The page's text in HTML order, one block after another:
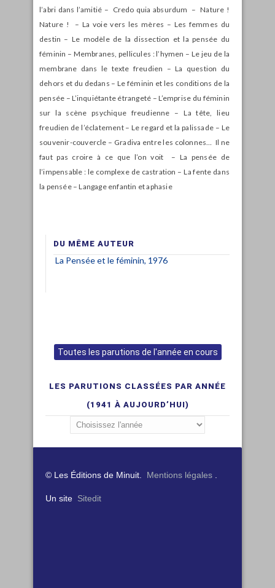
l’abri dans l’amitié – Credo quia absurdum – Nature !
Nature ! – La voie vers les mères – Les femmes du
destin – Le modèle de la dissection et la pensée du
féminin – Membranes, pellicules : l’hymen – Le jeu de la
membrane dans le texte freudien – La question du
dehors et du dedans – Le féminin et les conditions de la
pensée – L’inquiétante étrangeté – L’emprise du féminin
sur la scène psychique freudienne – La tête, lieu
freudien de l’éclatement – Le regard et la palissade – Le
souvenir-couvercle – Gradiva entre les colonnes… Il ne
faut pas croire à ce que l’on voit – La pensée de
l’impensable : le complexe de castration – La fente dans
la pensée – Langage enfantin et aphasie
DU MÊME AUTEUR
La Pensée et le féminin, 1976
Toutes les parutions de l'année en cours
LES PARUTIONS CLASSÉES PAR ANNÉE
(1941 À AUJOURD’HUI)
© Les Éditions de Minuit. Mentions légales
Un site Sitedit